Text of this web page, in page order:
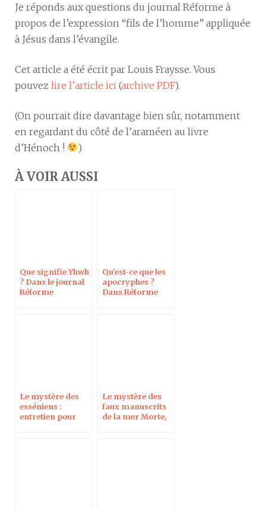
Je réponds aux questions du journal Réforme à
propos de l’expression “fils de l’homme” appliquée
à Jésus dans l’évangile.
Cet article a été écrit par Louis Fraysse. Vous
pouvez lire l’article ici (archive PDF).
(On pourrait dire davantage bien sûr, notamment
en regardant du côté de l’araméen au livre
d’Hénoch !
)
À VOIR AUSSI
Que signifie Yhwh
? Dans le journal
Réforme
Qu’est-ce que les
apocryphes ?
Dans Réforme
Le mystère des
esséniens :
entretien pour
Le mystère des
faux manuscrits
de la mer Morte,